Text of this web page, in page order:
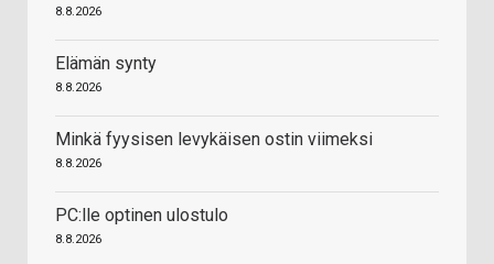
8.8.2026
Elämän synty
8.8.2026
Minkä fyysisen levykäisen ostin viimeksi
8.8.2026
PC:lle optinen ulostulo
8.8.2026